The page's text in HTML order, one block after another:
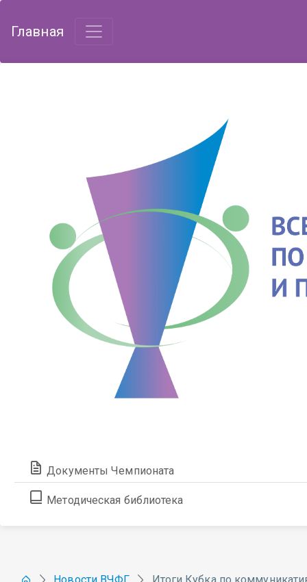
Главная
Документы Чемпионата
Методическая библиотека
Новости ВЧФГ Итоги Кубка по